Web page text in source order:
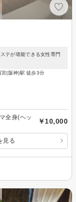
テが堪能できる女性専門
(阪神)駅 徒歩3分
全身(ヘッ
￥10,000
見る